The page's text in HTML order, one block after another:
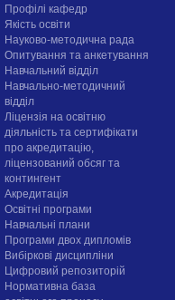
Профілі кафедр
Якість освіти
Науково-методична рада
Опитування та анкетування
Навчальний відділ
Навчально-методичний
відділ
Ліцензія на освітню
діяльність та сертифікати
про акредитацію,
ліцензований обсяг та
контингент
Акредитація
Освітні програми
Навчальні плани
Програми двох дипломів
Вибіркові дисципліни
Цифровий репозиторій
Нормативна база